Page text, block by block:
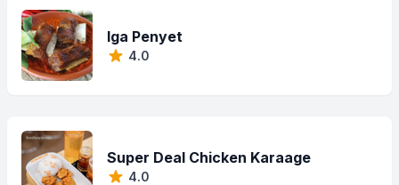
Iga Penyet
4.0
Super Deal Chicken Karaage
4.0